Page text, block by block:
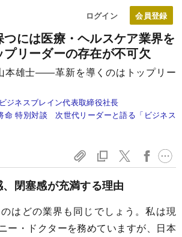
ログイン
つには医療・ヘルスケア業界を
プリーダーの存在が不可欠
本雄士――革新を導くのはトップリー
ジネスブレイン代表取締役社長
命 特別対談 次世代リーダーと語る「ビジネス
閉塞感が充満する理由
はどの業界も同じでしょう。私は現
ー・ドクターを務めていますが、日本